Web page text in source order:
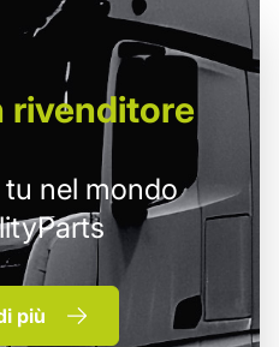
rivenditore
nel mondo
più